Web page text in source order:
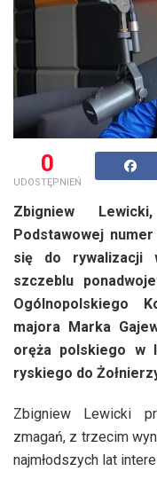
0
UDOSTĘPNIEŃ
Zbigniew
Podstawowej
się do rywalizacji
szczeblu
Ogólnopolskiego
majora Marka
oręża polskiego w
ryskiego do
Zbigniew Lewicki
zmagań, z trzecim
najmłodszych lat